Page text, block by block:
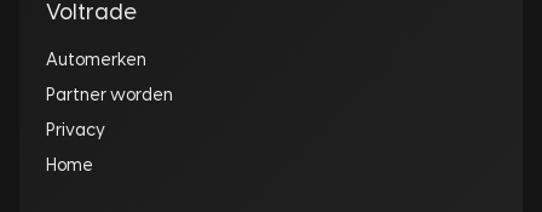
Voltrade
Automerken
Partner worden
Privacy
Home